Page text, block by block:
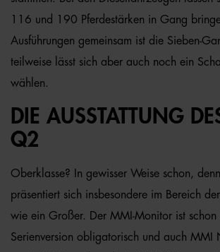
116 und 190 Pferdestärken in Gang
Ausführungen gemeinsam ist die Sieben-
teilweise lässt sich aber auch noch ein
wählen.
DIE AUSSTATTUNG
Q2
Oberklasse? In gewisser Weise schon,
präsentiert sich insbesondere im Bereich
wie ein Großer. Der MMI-Monitor ist schon
Serienversion obligatorisch und auch MMI